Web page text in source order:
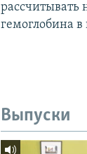
рассчитывать
гемоглобина в
Выпуски